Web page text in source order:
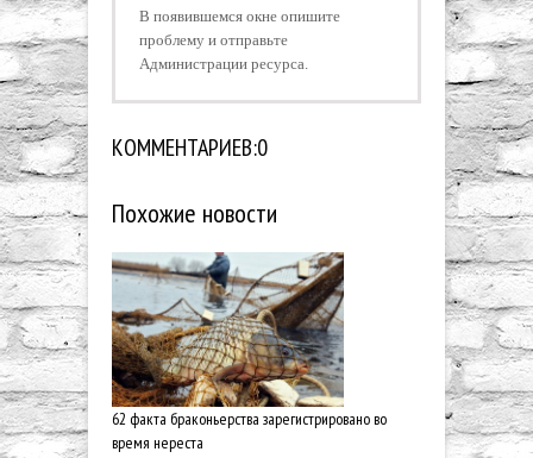
В появившемся окне опишите
проблему и отправьте
Администрации ресурса.
КОММЕНТАРИЕВ:0
Похожие новости
62 факта браконьерства зарегистрировано во
время нереста